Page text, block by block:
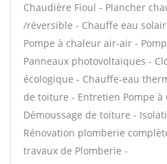
Chaudière Fioul - Plancher
/réversible - Chauffe eau
Pompe à chaleur air-air -
Panneaux photovoltaïques -
écologique - Chauffe-eau
de toiture - Entretien Pompe à
Démoussage de toiture -
Rénovation plomberie
travaux de Plomberie -